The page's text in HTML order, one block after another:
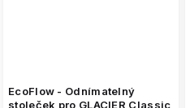
EcoFlow - Odnímatelný
stoleček pro GLACIER Classic